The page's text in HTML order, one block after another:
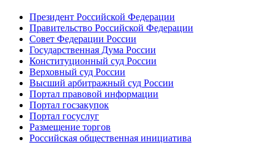
Президент Российской Федерации
Правительство Российской Федерации
Совет Федерации России
Государственная Дума России
Конституционный суд России
Верховный суд России
Высший арбитражный суд России
Портал правовой информации
Портал госзакупок
Портал госуслуг
Размещение торгов
Российская общественная инициатива